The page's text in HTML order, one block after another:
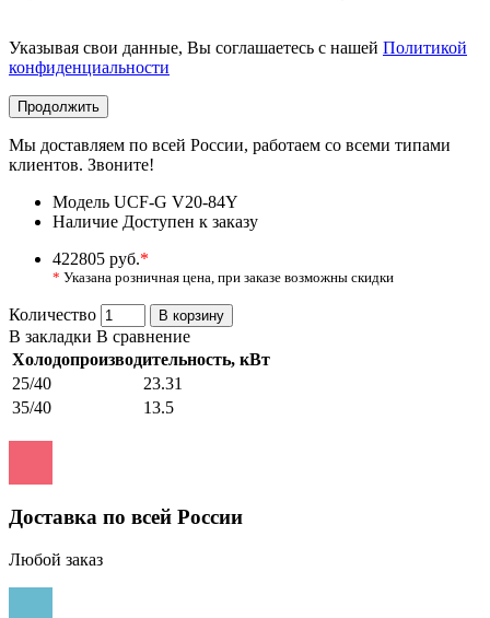
Указывая свои данные, Вы соглашаетесь с нашей Политикой
конфиденциальности
Продолжить
Мы доставляем по всей России, работаем со всеми типами
клиентов. Звоните!
Модель UCF-G V20-84Y
Наличие Доступен к заказу
422805 руб.*
* Указана розничная цена, при заказе возможны скидки
Количество В корзину
В закладки В сравнение
Холодопроизводительность, кВт
25/40
23.31
35/40
13.5
Доставка по всей России
Любой заказ